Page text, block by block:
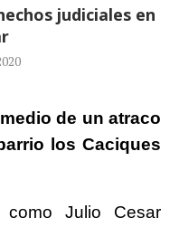
judiciales en
de un atraco
los Caciques
Julio Cesar